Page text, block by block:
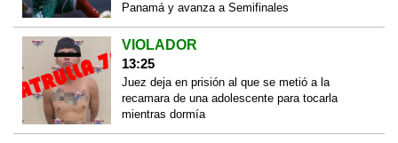
Panamá y avanza a Semifinales
VIOLADOR
13:25
Juez deja en prisión al que se metió a la
recamara de una adolescente para tocarla
mientras dormía